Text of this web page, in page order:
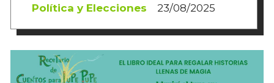
Política y Elecciones 23/08/2025